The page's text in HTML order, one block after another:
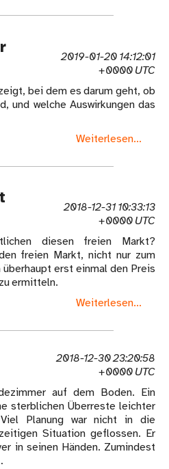
2019-01-20 14:12:01
+0000 UTC
bei dem es darum geht, ob
und welche Auswirkungen das
Weiterlesen...
2018-12-31 10:33:13
+0000 UTC
diesen freien Markt?
freien Markt, nicht nur zum
überhaupt erst einmal den Preis
ermitteln.
Weiterlesen...
2018-12-30 23:20:58
+0000 UTC
auf dem Boden. Ein
sterblichen Überreste leichter
Planung war nicht in die
Situation geflossen. Er
in seinen Händen. Zumindest